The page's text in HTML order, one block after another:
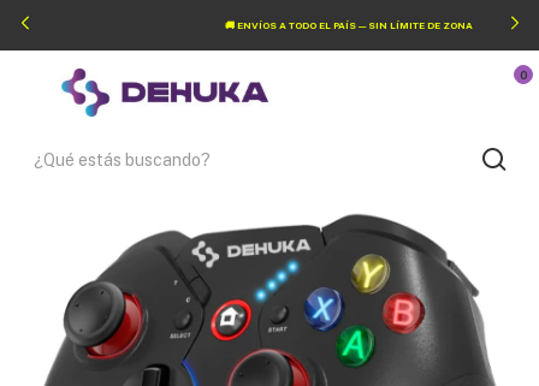
🚚 ENVÍOS A TODO EL PAÍS — SIN LÍMITE DE ZONA
0